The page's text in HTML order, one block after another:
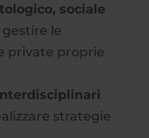
sociale
le
private proprie
strategie